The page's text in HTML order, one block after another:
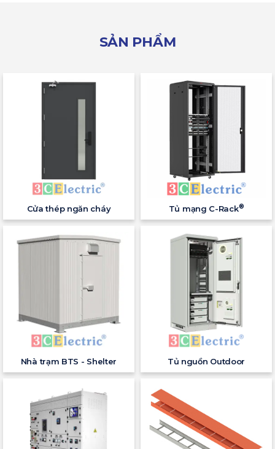
SẢN PHẨM
Cửa thép ngăn cháy Tủ mạng C-Rack®
Nhà trạm BTS - Shelter Tủ nguồn Outdoor